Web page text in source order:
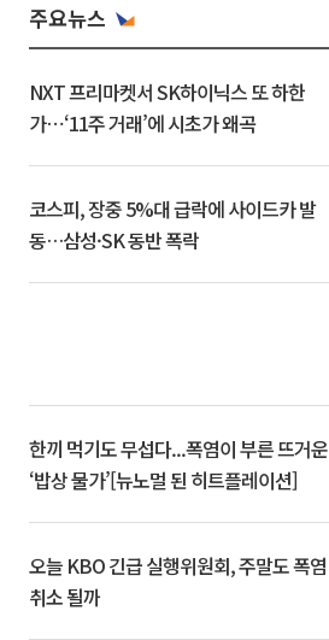
주요뉴스
NXT 프리마켓서 SK하이닉스 또 하한
가⋯‘11주 거래’에 시초가 왜곡
코스피, 장중 5%대 급락에 사이드카 발
동…삼성·SK 동반 폭락
한끼 먹기도 무섭다...폭염이 부른 뜨거운
‘밥상 물가’[뉴노멀 된 히트플레이션]
오늘 KBO 긴급 실행위원회, 주말도 폭염
취소 될까